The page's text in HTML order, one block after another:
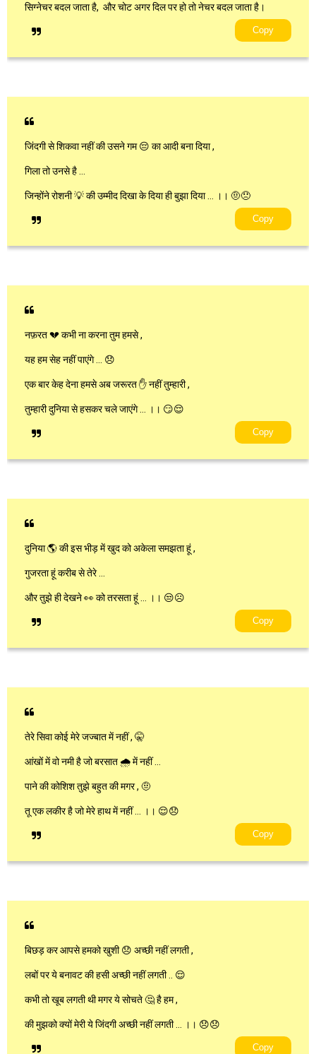
सिग्नेचर बदल जाता है, और चोट अगर दिल पर हो तो नेचर बदल जाता है।
Copy
जिंदगी से शिकवा नहीं की उसने गम 😔 का आदी बना दिया ,
गिला तो उनसे है …
जिन्होंने रोशनी 💡 की उम्मीद दिखा के दिया ही बुझा दिया … ।। 🤨😞
Copy
नफ़रत 💔 कभी ना करना तुम हमसे ,
यह हम सेह नहीं पाएंगे … 😞
एक बार केह देना हमसे अब जरूरत ✋ नहीं तुम्हारी ,
तुम्हारी दुनिया से हसकर चले जाएंगे … ।। 😏😌
Copy
दुनिया 🌎 की इस भीड़ में खुद को अकेला समझता हूं ,
गुजरता हूं करीब से तेरे …
और तुझे ही देखने 👀 को तरसता हूं … ।। 😒☹️
Copy
तेरे सिवा कोई मेरे जज्बात में नहीं , 🤫
आंखों में वो नमी है जो बरसात 🌧️ में नहीं …
पाने की कोशिश तुझे बहुत की मगर , 🤨
तू एक लकीर है जो मेरे हाथ में नहीं … ।। 😌😞
Copy
बिछड़ कर आपसे हमको खुशी 😞 अच्छी नहीं लगती ,
लबों पर ये बनावट की हसी अच्छी नहीं लगती .. 😌
कभी तो खूब लगती थी मगर ये सोचते 🤔 है हम ,
की मुझको क्यों मेरी ये जिंदगी अच्छी नहीं लगती … ।। 😞😞
Copy